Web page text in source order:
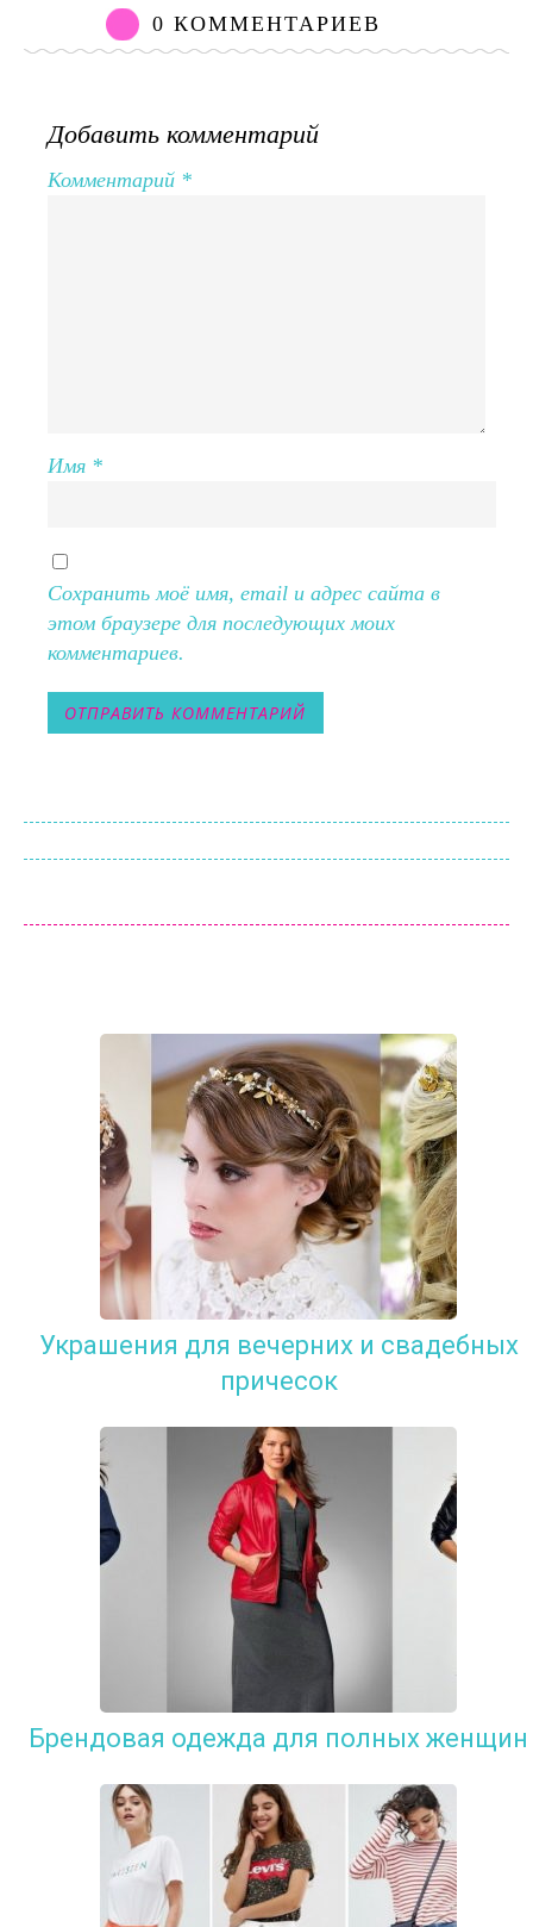
0 КОММЕНТАРИЕВ
Добавить комментарий
Комментарий *
Имя *
Сохранить моё имя, email и адрес сайта в
этом браузере для последующих моих
комментариев.
Украшения для вечерних и свадебных
причесок
Брендовая одежда для полных женщин